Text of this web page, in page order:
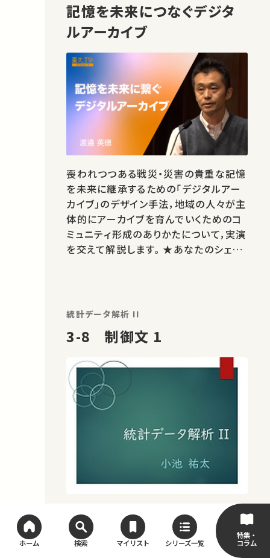
ホーム 検索 マイリスト シリーズ一覧
特集・
コラム
記憶を未来につなぐデジタ
ルアーカイブ
喪われつつある戦災・災害の貴重な記憶
を未来に継承するための「デジタルアー
カイブ」のデザイン手法，地域の人々が主
体的にアーカイブを育んでいくためのコ
ミュニティ形成のありかたについて，実演
を交えて解説します。 ★あなたのシェア
営・著作権処理・映像編集：東京大学 大
統計データ解析 II
3-8 制御文 1